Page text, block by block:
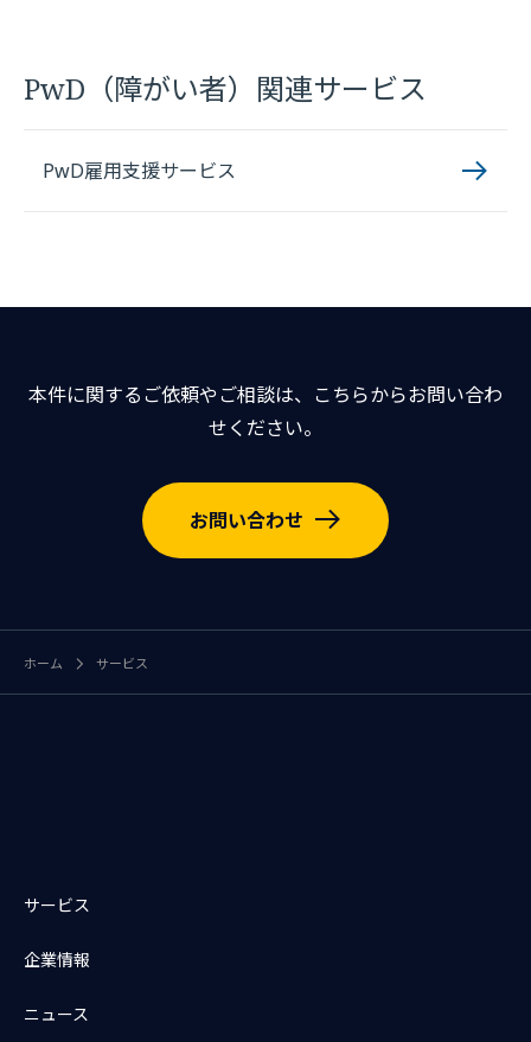
PwD（障がい者）関連サービス
PwD雇用支援サービス
本件に関するご依頼やご相談は、こちらからお問い合わ
せください。
お問い合わせ
ホーム サービス
サービス
企業情報
ニュース